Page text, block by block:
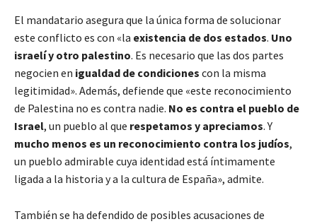
El mandatario asegura que la única forma de solucionar
este conflicto es con «la existencia de dos estados. Uno
israelí y otro palestino. Es necesario que las dos partes
negocien en igualdad de condiciones con la misma
legitimidad». Además, defiende que «este reconocimiento
de Palestina no es contra nadie. No es contra el pueblo de
Israel, un pueblo al que respetamos y apreciamos. Y
mucho menos es un reconocimiento contra los judíos,
un pueblo admirable cuya identidad está íntimamente
ligada a la historia y a la cultura de España», admite.
También se ha defendido de posibles acusaciones de